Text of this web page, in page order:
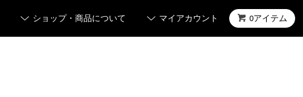
ショップ・商品について マイアカウント 0アイテム